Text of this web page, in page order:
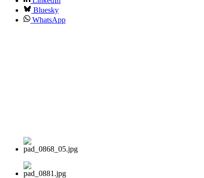
Bluesky
WhatsApp